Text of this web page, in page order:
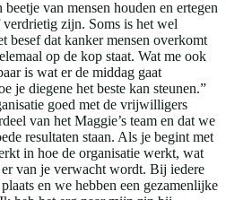
van mensen houden en ertegen
zijn. Soms is het wel
besef dat kanker mensen overkomt
op de kop staat. Wat me ook
is wat er de middag gaat
je diegene het beste kan steunen.”
goed met de vrijwilligers
van het Maggie’s team en dat we
resultaten staan. Als je begint met
in hoe de organisatie werkt, wat
van je verwacht wordt. Bij iedere
en we hebben een gezamenlijke